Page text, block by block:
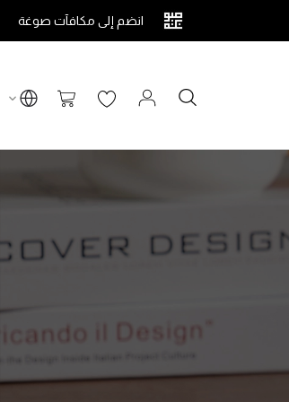
انضم إلى مكافآت صوغة
سلة التسوق بحث